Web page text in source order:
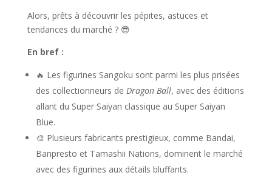
Alors, prêts à découvrir les pépites, astuces et
tendances du marché ? 😎
En bref :
🔥 Les figurines Sangoku sont parmi les plus prisées
des collectionneurs de Dragon Ball, avec des éditions
allant du Super Saiyan classique au Super Saiyan
Blue.
🎨 Plusieurs fabricants prestigieux, comme Bandai,
Banpresto et Tamashii Nations, dominent le marché
avec des figurines aux détails bluffants.